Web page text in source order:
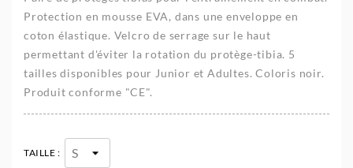
Protection en mousse EVA, dans une enveloppe en
coton élastique. Velcro de serrage sur le haut
permettant d'éviter la rotation du protège-tibia. 5
tailles disponibles pour Junior et Adultes. Coloris noir.
Produit conforme "CE".
TAILLE :